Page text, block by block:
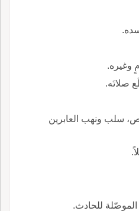
وغيره.
صلاتَه.
سلب ونهب العابرين
للحادث.